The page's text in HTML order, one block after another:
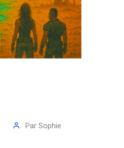
Par Sophie